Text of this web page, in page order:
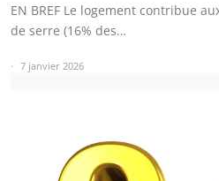
EN BREF Le logement contribue
de serre (16% des…
7 janvier 2026